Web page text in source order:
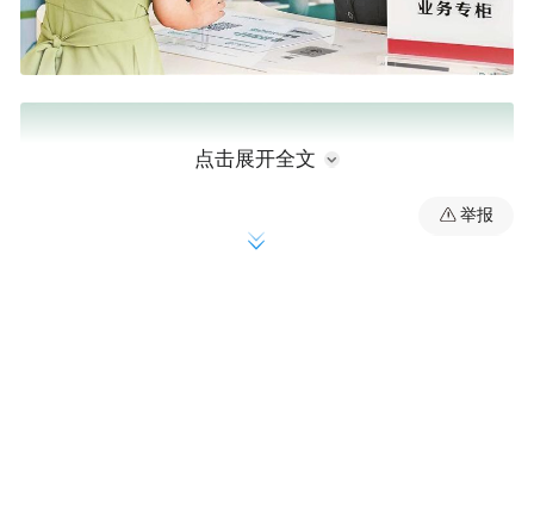
点击展开全文
举报